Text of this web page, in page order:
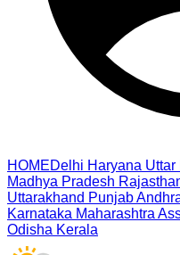
HOMEDelhi Haryana Uttar
Madhya Pradesh
Uttarakhand Punjab
Karnataka Maharashtra
Odisha Kerala